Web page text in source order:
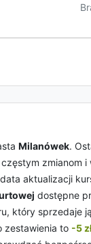
Milanówek.
zmianom
aktualizacji
dostępne
który sprzedaje
zestawienia to -5